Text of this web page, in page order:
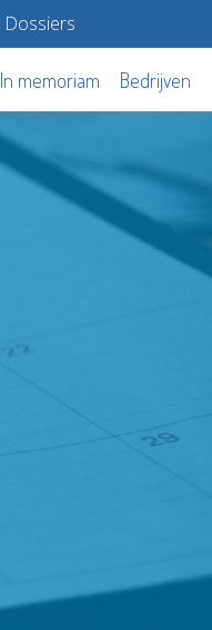
Dossiers
In memoriam Bedrijven